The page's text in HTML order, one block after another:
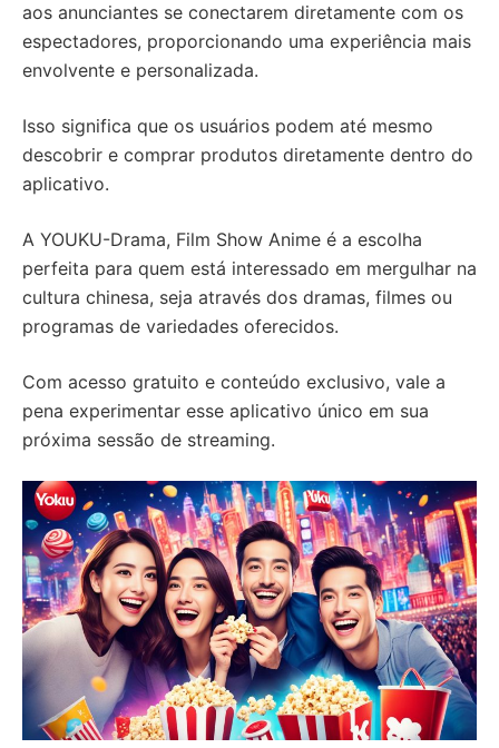
aos anunciantes se conectarem diretamente com os
espectadores, proporcionando uma experiência mais
envolvente e personalizada.
Isso significa que os usuários podem até mesmo
descobrir e comprar produtos diretamente dentro do
aplicativo.
A YOUKU-Drama, Film Show Anime é a escolha
perfeita para quem está interessado em mergulhar na
cultura chinesa, seja através dos dramas, filmes ou
programas de variedades oferecidos.
Com acesso gratuito e conteúdo exclusivo, vale a
pena experimentar esse aplicativo único em sua
próxima sessão de streaming.